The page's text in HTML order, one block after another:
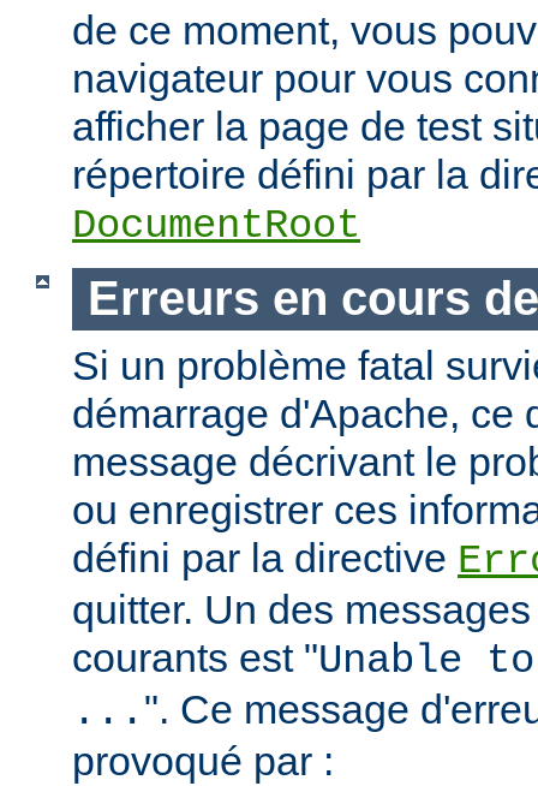
de ce moment, vous
navigateur pour vous
afficher la page de test
répertoire défini par la
DocumentRoot
Erreurs en cours
Si un problème fatal
démarrage d'Apache, ce
message décrivant le
ou enregistrer ces
défini par la directive
quitter. Un des
courants est "Unable
... ". Ce message
provoqué par :